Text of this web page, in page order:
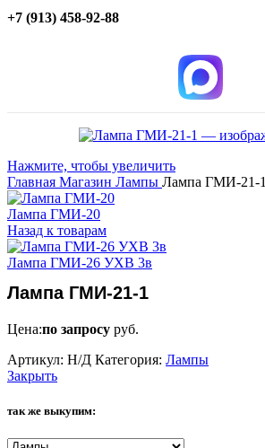
+7 (913) 458-92-88
Нажмите, чтобы увеличить
Главная Магазин Лампы Лампа ГМИ-21-1
Лампа ГМИ-20
Назад к товарам
Лампа ГМИ-26 УХВ 3в
Лампа ГМИ-21-1
Цена:по запросу руб.
Артикул: Н/Д Категория: Лампы
Закрыть
так же выкупим: